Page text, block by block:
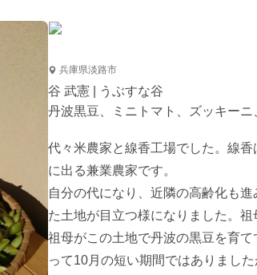
兵庫県淡路市
谷 武憲 | うぶすな谷
丹波黒豆、ミニトマト、ズッキー
代々米農家と線香工場でした。線
に出る兼業農家です。
自分の代になり、近隣の高齢化も
た土地が目立つ様になりました。
祖母がこの土地で丹波の黒豆を育
って10月の短い期間ではありまし